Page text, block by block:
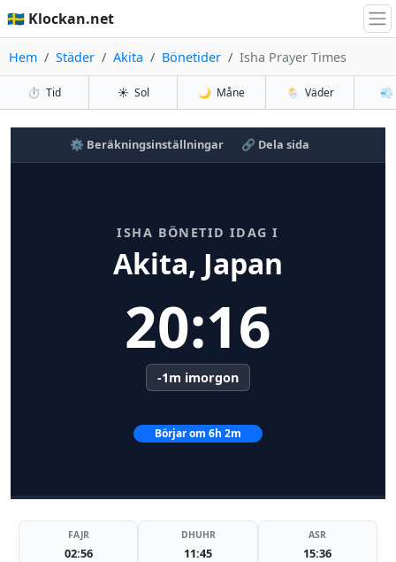
🇸🇪 Klockan.net
Hem Städer Akita Bönetider Isha Prayer Times
⏱️ Tid ☀️ Sol 🌙 Måne 🌦️ Väder 💨
⚙️ Beräkningsinställningar 🔗 Dela sida
ISHA BÖNETID IDAG I
Akita, Japan
20:16
-1m imorgon
Börjar om 6h 2m
FAJR
02:56
DHUHR
11:45
ASR
15:36